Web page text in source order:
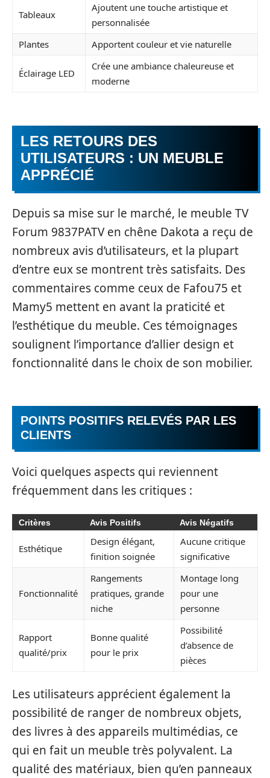
Tableaux
Ajoutent une touche artistique et
personnalisée
Plantes
Apportent couleur et vie naturelle
Éclairage LED
Crée une ambiance chaleureuse et
moderne
LES RETOURS DES
UTILISATEURS : UN MEUBLE
APPRÉCIÉ
Depuis sa mise sur le marché, le meuble TV
Forum 9837PATV en chêne Dakota a reçu de
nombreux avis d’utilisateurs, et la plupart
d’entre eux se montrent très satisfaits. Des
commentaires comme ceux de Fafou75 et
Mamy5 mettent en avant la praticité et
l’esthétique du meuble. Ces témoignages
soulignent l’importance d’allier design et
fonctionnalité dans le choix de son mobilier.
POINTS POSITIFS RELEVÉS PAR LES
CLIENTS
Voici quelques aspects qui reviennent
fréquemment dans les critiques :
Critères Avis Positifs Avis Négatifs
Esthétique
Design élégant,
finition soignée
Aucune critique
significative
Fonctionnalité
Rangements
pratiques, grande
niche
Montage long
pour une
personne
Rapport
qualité/prix
Bonne qualité
pour le prix
Possibilité
d’absence de
pièces
Les utilisateurs apprécient également la
possibilité de ranger de nombreux objets,
des livres à des appareils multimédias, ce
qui en fait un meuble très polyvalent. La
qualité des matériaux, bien qu’en panneaux